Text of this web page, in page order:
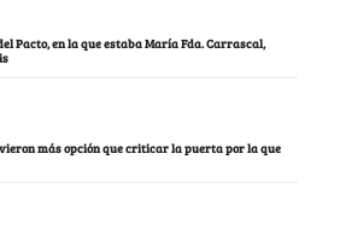
Pacto, en la que estaba María Fda. Carrascal,
más opción que criticar la puerta por la que